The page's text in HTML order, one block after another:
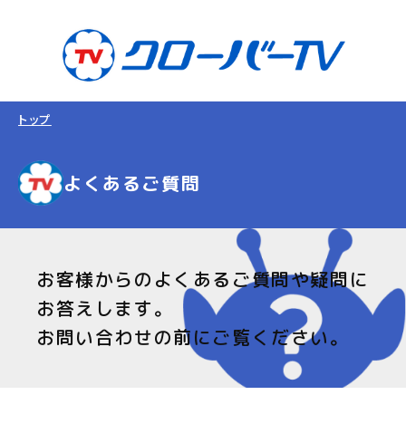
トップ
よくあるご質問
お客様からのよくあるご質問や疑問に
お答えします。
お問い合わせの前にご覧ください。